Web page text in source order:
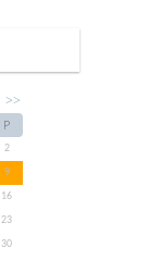
>>
P
2
9
16
23
30